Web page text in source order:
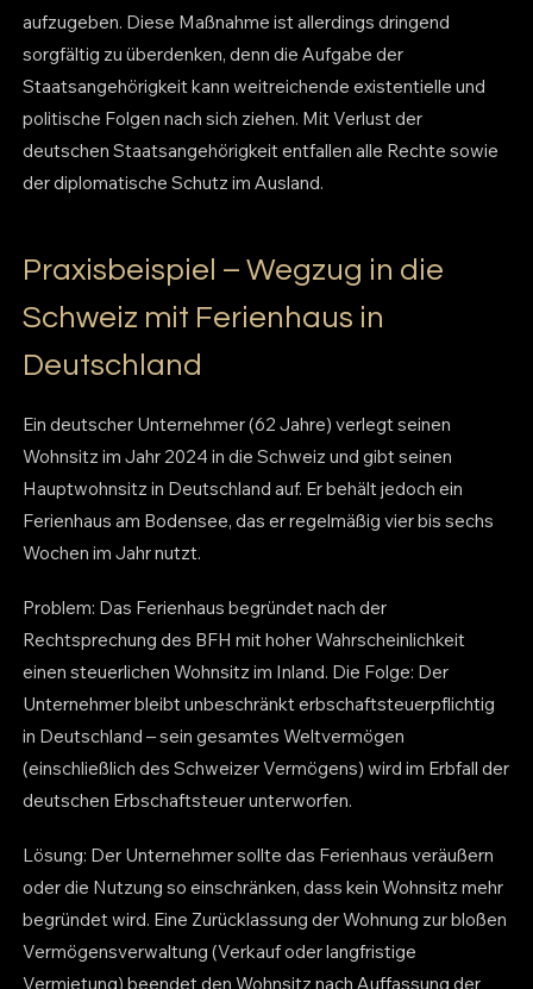
aufzugeben. Diese Maßnahme ist allerdings dringend
sorgfältig zu überdenken, denn die Aufgabe der
Staatsangehörigkeit kann weitreichende existentielle und
politische Folgen nach sich ziehen. Mit Verlust der
deutschen Staatsangehörigkeit entfallen alle Rechte sowie
der diplomatische Schutz im Ausland.
Praxisbeispiel – Wegzug in die
Schweiz mit Ferienhaus in
Deutschland
Ein deutscher Unternehmer (62 Jahre) verlegt seinen
Wohnsitz im Jahr 2024 in die Schweiz und gibt seinen
Hauptwohnsitz in Deutschland auf. Er behält jedoch ein
Ferienhaus am Bodensee, das er regelmäßig vier bis sechs
Wochen im Jahr nutzt.
Problem: Das Ferienhaus begründet nach der
Rechtsprechung des BFH mit hoher Wahrscheinlichkeit
einen steuerlichen Wohnsitz im Inland. Die Folge: Der
Unternehmer bleibt unbeschränkt erbschaftsteuerpflichtig
in Deutschland – sein gesamtes Weltvermögen
(einschließlich des Schweizer Vermögens) wird im Erbfall der
deutschen Erbschaftsteuer unterworfen.
Lösung: Der Unternehmer sollte das Ferienhaus veräußern
oder die Nutzung so einschränken, dass kein Wohnsitz mehr
begründet wird. Eine Zurücklassung der Wohnung zur bloßen
Vermögensverwaltung (Verkauf oder langfristige
Vermietung) beendet den Wohnsitz nach Auffassung der